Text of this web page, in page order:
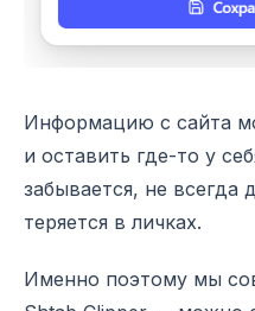
Информацию с сайта
и оставить где-то у
забывается, не
теряется в личках.
Именно поэтому мы